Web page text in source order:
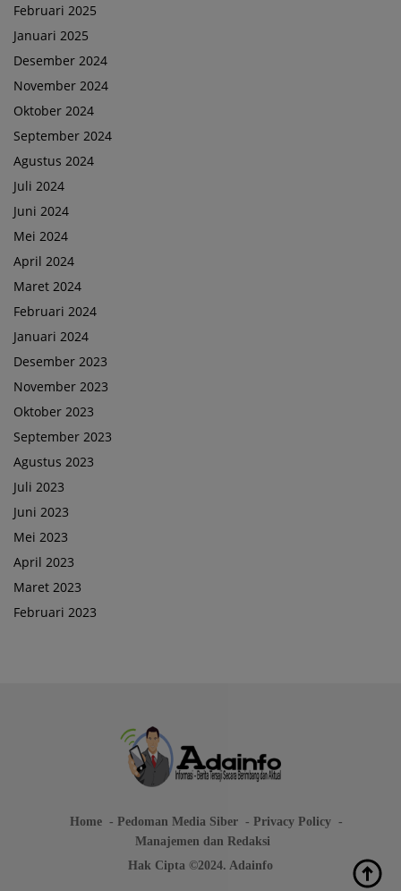
Februari 2025
Januari 2025
Desember 2024
November 2024
Oktober 2024
September 2024
Agustus 2024
Juli 2024
Juni 2024
Mei 2024
April 2024
Maret 2024
Februari 2024
Januari 2024
Desember 2023
November 2023
Oktober 2023
September 2023
Agustus 2023
Juli 2023
Juni 2023
Mei 2023
April 2023
Maret 2023
Februari 2023
Home Pedoman Media Siber
Privacy Policy
Manajemen dan Redaksi
Hak Cipta ©2024. Adainfo